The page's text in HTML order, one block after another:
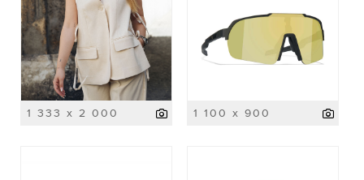
1 333 x 2 000 1 100 x 900